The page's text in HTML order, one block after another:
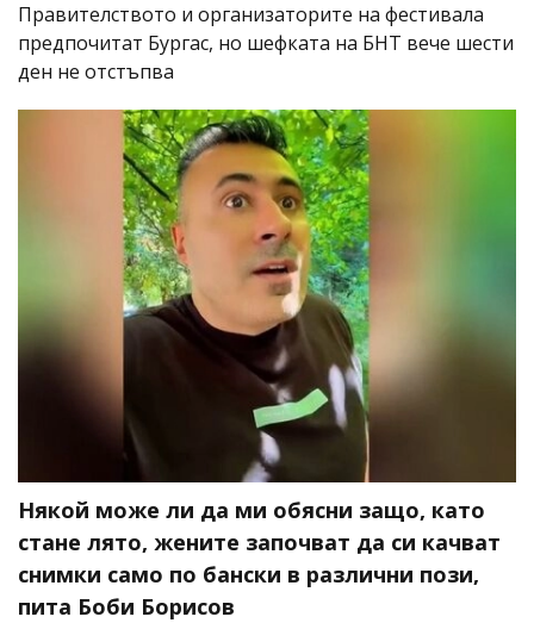
Правителството и организаторите на фестивала
предпочитат Бургас, но шефката на БНТ вече шести
ден не отстъпва
Някой може ли да ми обясни защо, като
стане лято, жените започват да си качват
снимки само по бански в различни пози,
пита Боби Борисов